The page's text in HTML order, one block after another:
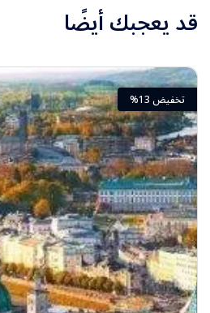
قد يعجبك أيضًا
تخفيض 13%